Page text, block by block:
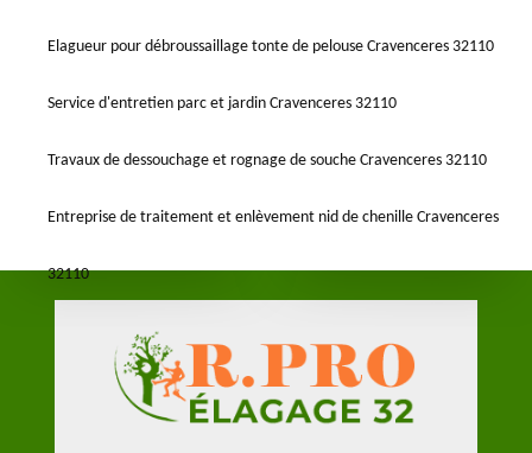
Elagueur pour débroussaillage tonte de pelouse Cravenceres 32110
Service d'entretien parc et jardin Cravenceres 32110
Travaux de dessouchage et rognage de souche Cravenceres 32110
Entreprise de traitement et enlèvement nid de chenille Cravenceres
32110